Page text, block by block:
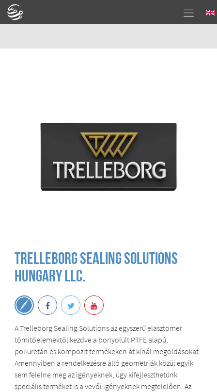
Trelleborg Sealing Solutions
Hungary Llc.
A Trelleborg Sealing Solutions az egyszerű elasztomer
tömítőelemektől kezdve a bonyolult PTFE alapú,
poliuretán és kompozit termékeken át kínál megoldásokat.
Amennyiben a rendelkezésre álló geometriák közül egyik
sem felelne meg az igényeknek, úgy kifejleszthetünk
speciális terméket is a vevői igényeknek megfelelően. Az